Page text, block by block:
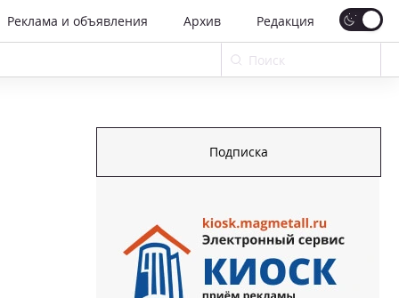
Реклама и объявления Архив Редакция
Подписка